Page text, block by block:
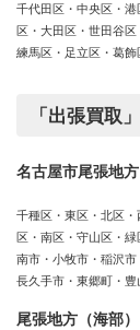
千代田区・中央区・
区・大田区・世田谷
練馬区・足立区・葛飾
「出張買取
名古屋市尾張地方
千種区・東区・北区
区・南区・守山区・
南市・小牧市・稲沢
長久手市・東郷町・
尾張地方（海部）